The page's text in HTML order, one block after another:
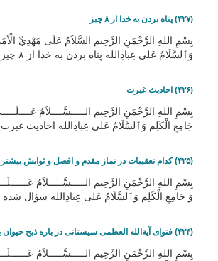
بِسْمِ اللهِ الرَّحْمَنِ الرَّحِيم السَّلاَمُ عَلَى مَهْدِيِّ الْأمَمِ
وَٱلسَّلَامُ عَلی عِبادِالله پناه بردن به خدا از ۸ چیز قال رسول الله
بِسْمِ اللهِ الرَّحْمَنِ الرَّحِيم الـــــسَّــــلاَمُ
جَامِعِ الْكَلِم وَٱلسَّلَامُ عَلی عِبادِالله احادیث غیرت {۱} غیر�
بِسْمِ اللهِ الرَّحْمَنِ الرَّحِيم الـــــسَّـــــلاَمُ
وَ جَامِعِ الْكَلِم وَٱلسَّلَامُ عَلی عِبادِالله سؤال شده
بِسْمِ اللهِ الرَّحْمَنِ الرَّحِيم الـــــسَّـــــلاَمُ